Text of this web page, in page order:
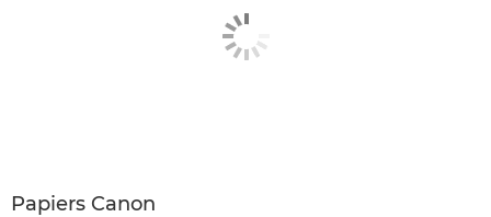
Papiers Canon